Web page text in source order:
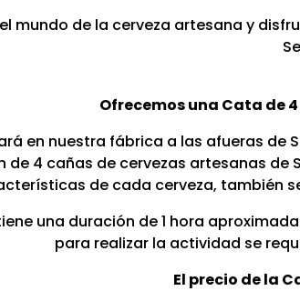
mundo de la cerveza artesana y
Ofrecemos una Cata de
en nuestra fábrica a las afueras
de 4 cañas de cervezas artesanas
de cada cerveza, también
una duración de 1 hora
para realizar la actividad se
El precio de la